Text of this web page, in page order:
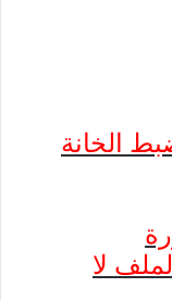
الخانة
لا